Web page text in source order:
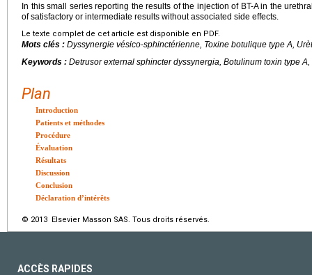
In this small series reporting the results of the injection of BT-A in the
of satisfactory or intermediate results without associated side effects.
Le texte complet de cet article est disponible en PDF.
Mots clés : Dyssynergie vésico-sphinctérienne, Toxine botulique type A,
Keywords : Detrusor external sphincter dyssynergia, Botulinum toxin type A,
Plan
Introduction
Patients et méthodes
Procédure
Évaluation
Résultats
Discussion
Conclusion
Déclaration d’intérêts
© 2013 Elsevier Masson SAS. Tous droits réservés.
ACCÈS RAPIDES